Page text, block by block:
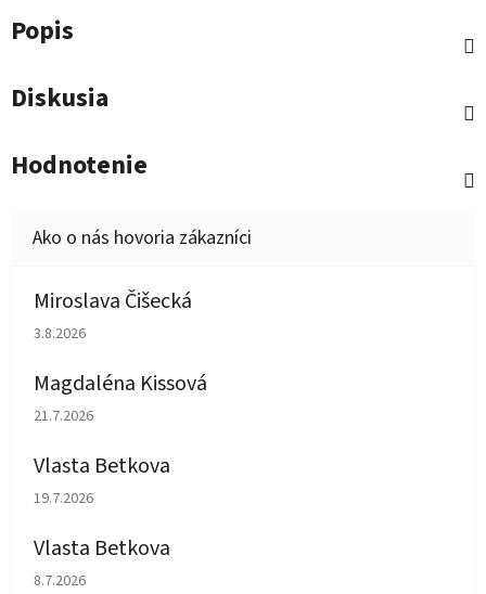
Popis
Diskusia
Hodnotenie
Miroslava Čišecká
Hodnotenie obchodu je 1 z 5 hviezdičiek.
3.8.2026
Magdaléna Kissová
Hodnotenie obchodu je 5 z 5 hviezdičiek.
21.7.2026
Vlasta Betkova
Hodnotenie obchodu je 5 z 5 hviezdičiek.
19.7.2026
Vlasta Betkova
Hodnotenie obchodu je 4 z 5 hviezdičiek.
8.7.2026